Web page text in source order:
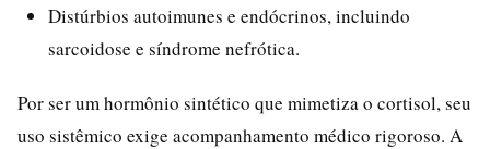
Distúrbios autoimunes e endócrinos, incluindo
sarcoidose e síndrome nefrótica.
Por ser um hormônio sintético que mimetiza o cortisol, seu
uso sistêmico exige acompanhamento médico rigoroso. A